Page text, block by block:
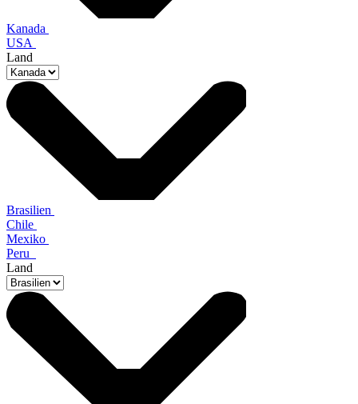
Kanada
USA
Land
Brasilien
Chile
Mexiko
Peru
Land